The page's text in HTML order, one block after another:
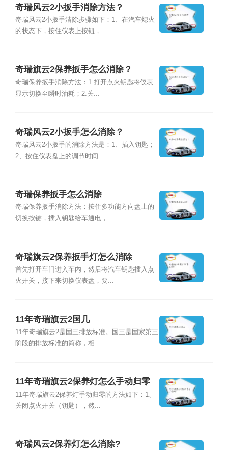
奇瑞风云2小扳手消除方法？
奇瑞风云2小扳手清除步骤如下：1、在汽车熄火
的状态下，按住仪表上按钮，...
奇瑞旗云2保养扳手怎么消除？
奇瑞保养扳手消除方法：1.打开点火钥匙将仪表
显示切换至瞬时油耗；2.关...
奇瑞风云2小扳手怎么消除？
奇瑞风云2小扳手的消除方法是：1、插入钥匙；
2、按住仪表盘上的调节时间...
奇瑞保养扳手怎么消除
奇瑞保养扳手消除方法：按住多功能方向盘上的
切换按键，插入钥匙给车通电，...
奇瑞旗云2保养扳手灯怎么消除
首先打开车门进入车内，然后将汽车钥匙插入点
火开关，接下来切换仪表盘，要...
11年奇瑞旗云2国几
11年奇瑞旗云2是国三排放标准。国三是国家第三
阶段的排放标准的简称，相...
11年奇瑞旗云2保养灯怎么手动归零
11年奇瑞旗云2保养灯手动归零的方法如下：1、
关闭点火开关（钥匙），然...
奇瑞风云2保养灯怎么消除?